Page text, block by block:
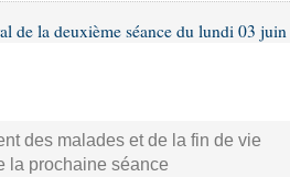
de la deuxième séance du lundi 03
des malades et de la fin de vie
la prochaine séance